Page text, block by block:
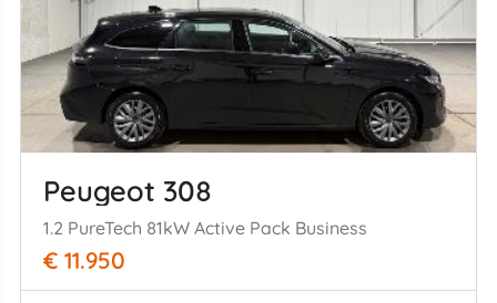
Peugeot 308
1.2 PureTech 81kW Active Pack Business
€ 11.950